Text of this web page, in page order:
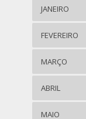
JANEIRO
FEVEREIRO
MARÇO
ABRIL
MAIO